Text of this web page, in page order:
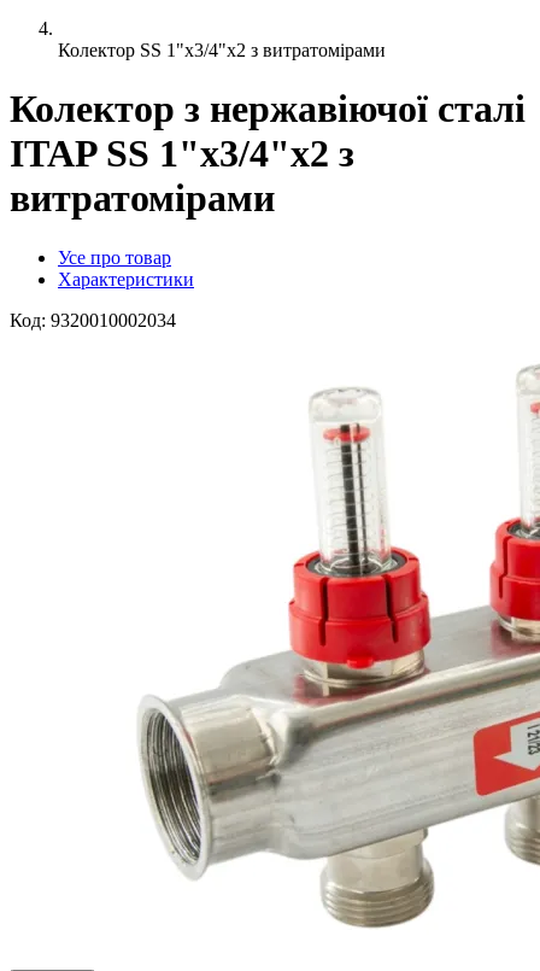
Колектор SS 1"x3/4"x2 з витратомірами
Колектор з нержавіючої сталі
ITAP SS 1"x3/4"x2 з
витратомірами
Усе про товар
Характеристики
Код: 9320010002034